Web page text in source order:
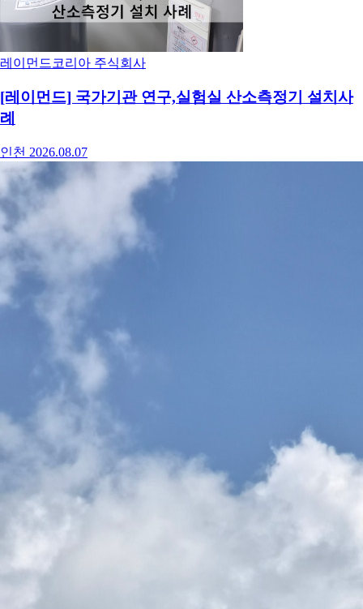
레이먼드코리아 주식회사
[레이먼드] 국가기관 연구,실험실 산소측정기 설치사
례
인천 2026.08.07